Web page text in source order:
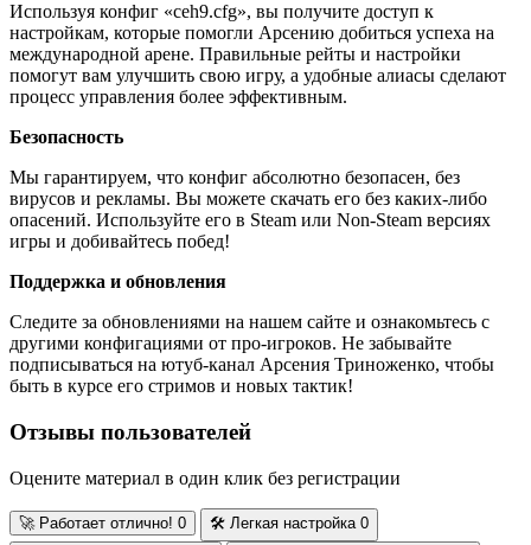
Используя конфиг «ceh9.cfg», вы получите доступ к
настройкам, которые помогли Арсению добиться успеха на
международной арене. Правильные рейты и настройки
помогут вам улучшить свою игру, а удобные алиасы сделают
процесс управления более эффективным.
Безопасность
Мы гарантируем, что конфиг абсолютно безопасен, без
вирусов и рекламы. Вы можете скачать его без каких-либо
опасений. Используйте его в Steam или Non-Steam версиях
игры и добивайтесь побед!
Поддержка и обновления
Следите за обновлениями на нашем сайте и ознакомьтесь с
другими конфигациями от про-игроков. Не забывайте
подписываться на ютуб-канал Арсения Триноженко, чтобы
быть в курсе его стримов и новых тактик!
Отзывы пользователей
Оцените материал в один клик без регистрации
🚀Работает отлично! 0 🛠️ Легкая настройка 0